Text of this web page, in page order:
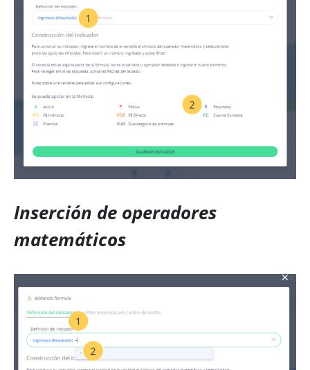
Inserción de operadores
matemáticos